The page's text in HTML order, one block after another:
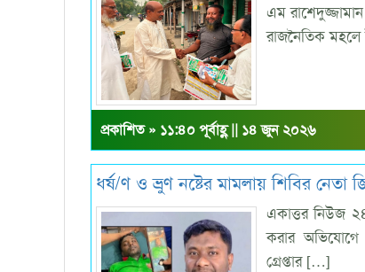
এম
রাজনৈতিক
প্রকাশিত » ১১:৪০ পূর্বাহ্ণ || ১৪ জুন ২০২৬
ধর্ষ/ণ ও ভ্রুণ নষ্টের মামলায় শিবির নেতা
একাত্তর নিউজ
করার অভিযোগে
গ্রেপ্তার […]